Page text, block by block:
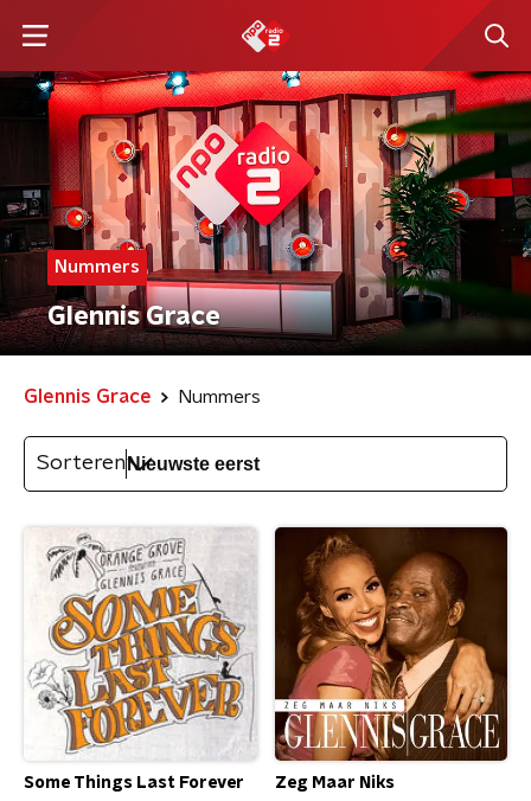
Nummers
Glennis Grace
Glennis Grace Nummers
Sorteren
Some Things Last Forever
Zeg Maar Niks